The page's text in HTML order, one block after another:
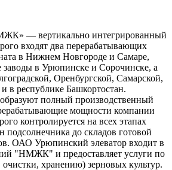
— вертикально интегрированный
входят два перерабатывающих
в Нижнем Новгороде и Самаре,
заводы в Урюпинске и Сорочинске, а
Оренбургской, Самарской,
в республике Башкортостан.
полный производственный
мощности компании
контролируется на всех этапах
подсолнечника до складов готовой
ОАО Урюпинский элеватор входит в
"НМЖК" и предоставляет услуги по
хранению) зерновых культур.